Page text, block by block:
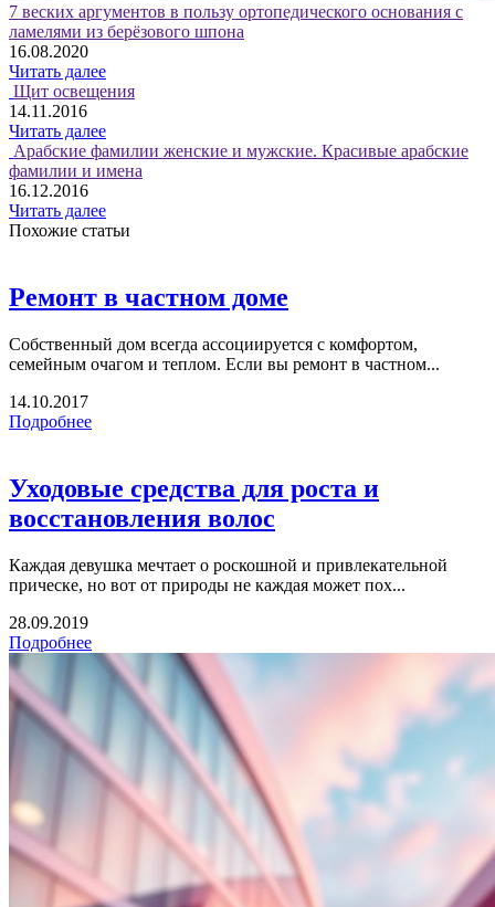
7 веских аргументов в пользу ортопедического основания с
ламелями из берёзового шпона
16.08.2020
Читать далее
Щит освещения
14.11.2016
Читать далее
Арабские фамилии женские и мужские. Красивые арабские
фамилии и имена
16.12.2016
Читать далее
Похожие статьи
Ремонт в частном доме
Собственный дом всегда ассоциируется с комфортом,
семейным очагом и теплом. Если вы ремонт в частном...
14.10.2017
Подробнее
Уходовые средства для роста и
восстановления волос
Каждая девушка мечтает о роскошной и привлекательной
прическе, но вот от природы не каждая может пох...
28.09.2019
Подробнее